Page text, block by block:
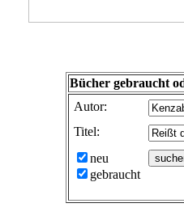
Bücher gebraucht
Autor:
Titel:
neu
gebraucht